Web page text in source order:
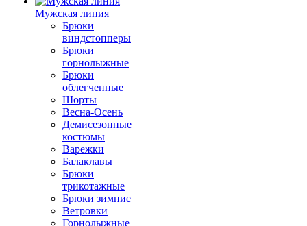
Мужская линия
Брюки
виндстопперы
Брюки
горнолыжные
Брюки
облегченные
Шорты
Весна-Осень
Демисезонные
костюмы
Варежки
Балаклавы
Брюки
трикотажные
Брюки зимние
Ветровки
Горнолыжные